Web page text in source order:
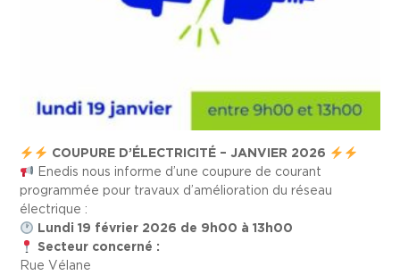
COUPURE D’ÉLECTRICITÉ – JANVIER 2026
Enedis nous informe d’une coupure de courant
programmée pour travaux d’amélioration du réseau
électrique :
Lundi 19 février 2026 de 9h00 à 13h00
Secteur concerné :
Rue Vélane